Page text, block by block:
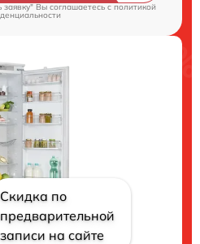
Вы соглашаетесь cполитикой
Скидка по
предварительной
записи на сайте